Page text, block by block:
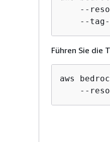
--
--
Führen Sie die
aws
--